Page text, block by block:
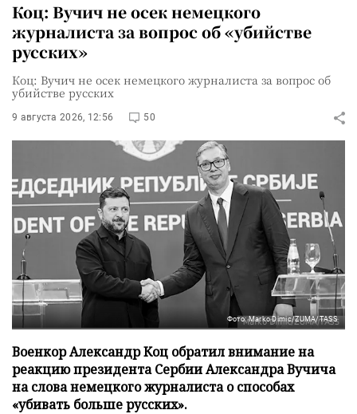
Коц: Вучич не осек немецкого
журналиста за вопрос об «убийстве
русских»
Коц: Вучич не осек немецкого журналиста за вопрос об
убийстве русских
9 августа 2026, 12:56 50
Фото: Marko Dimic/ZUMA/TASS
Военкор Александр Коц обратил внимание на
реакцию президента Сербии Александра Вучича
на слова немецкого журналиста о способах
«убивать больше русских».